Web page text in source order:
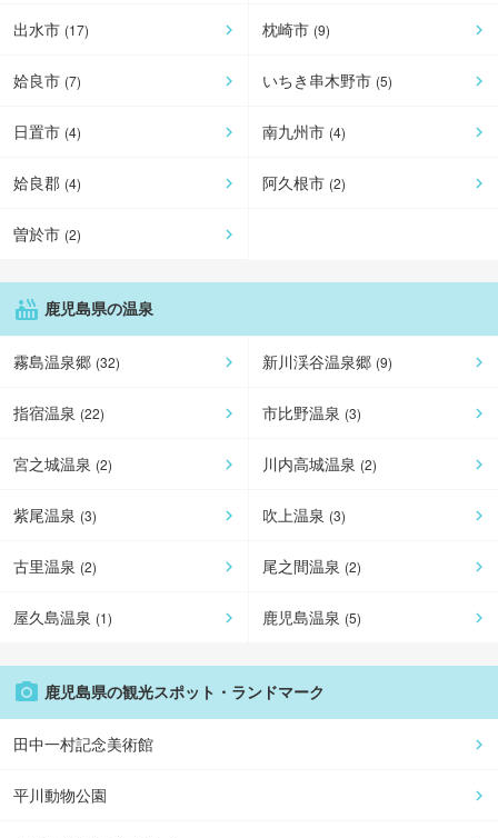
出水市 (17) 枕崎市 (9)
姶良市 (7) いちき串木野市 (5)
日置市 (4) 南九州市 (4)
姶良郡 (4) 阿久根市 (2)
曽於市 (2)
鹿児島県の温泉
霧島温泉郷 (32) 新川渓谷温泉郷 (9)
指宿温泉 (22) 市比野温泉 (3)
宮之城温泉 (2) 川内高城温泉 (2)
紫尾温泉 (3) 吹上温泉 (3)
古里温泉 (2) 尾之間温泉 (2)
屋久島温泉 (1) 鹿児島温泉 (5)
鹿児島県の観光スポット・ランドマーク
田中一村記念美術館
平川動物公園